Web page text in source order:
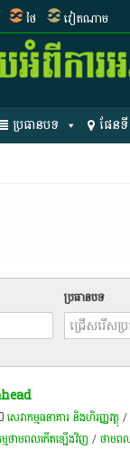
ថៃ វៀតណាម
ប្រធានបទ ផែនទី
ប្រធានបទ
សេវាកម្មធនាគារ និងហិរញ្ញវត្ថុ/
ថាមពលកើតឡើងវិញ /ថាមព